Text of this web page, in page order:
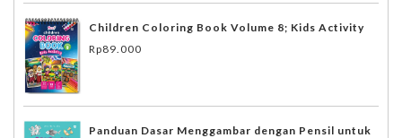
Children Coloring Book Volume 8; Kids Activity
Rp89.000
Panduan Dasar Menggambar dengan Pensil untuk